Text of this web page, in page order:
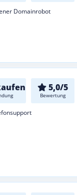
Domainrobot
5,0/5
Bewertung